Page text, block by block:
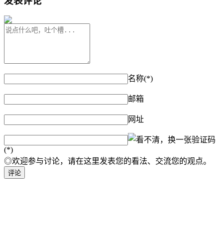
名称(*)
邮箱
网址
验证码
(*)
◎欢迎参与讨论，请在这里发表您的看法、交流您的观点。